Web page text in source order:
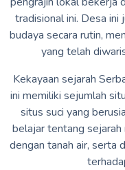
tradisional ini. Desa ini
budaya secara rutin,
yang telah
Kekayaan sejarah
ini memiliki sejumlah
situs suci yang
belajar tentang sejarah
dengan tanah air, serta